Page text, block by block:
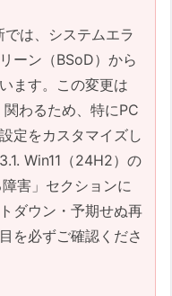
24H2
Update
11
for x64-based
:
:
は、システムエラ
ーン（BSoD）から
ます。この変更は
わるため、特にPC
定をカスタマイズし
Win11（24H2）の
害」セクションに
ダウン・予期せぬ再
を必ずご確認くださ